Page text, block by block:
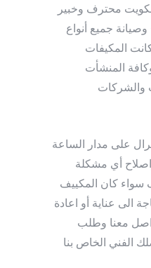
محترف وخبير
جميع أنواع
المكيفات
المنشأت
والشركات
على مدار الساعة
أي مشكلة
سواء كان المكييف
الى عناية أو اعادة
معنا وطلب
الفني الخاص بنا